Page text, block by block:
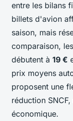
entre les bilans
billets d'avion
saison, mais
comparaison,
débutent à 19 €
prix moyens
proposent une
réduction
économique.